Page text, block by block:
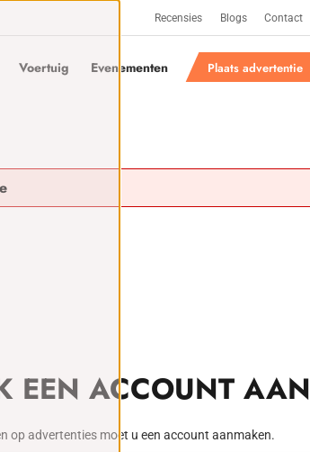
Recensies Blogs Contact
Voertuig Evenementen Plaats advertentie
EEN ACCOUNT AAN
op advertenties moet u een account aanmaken.